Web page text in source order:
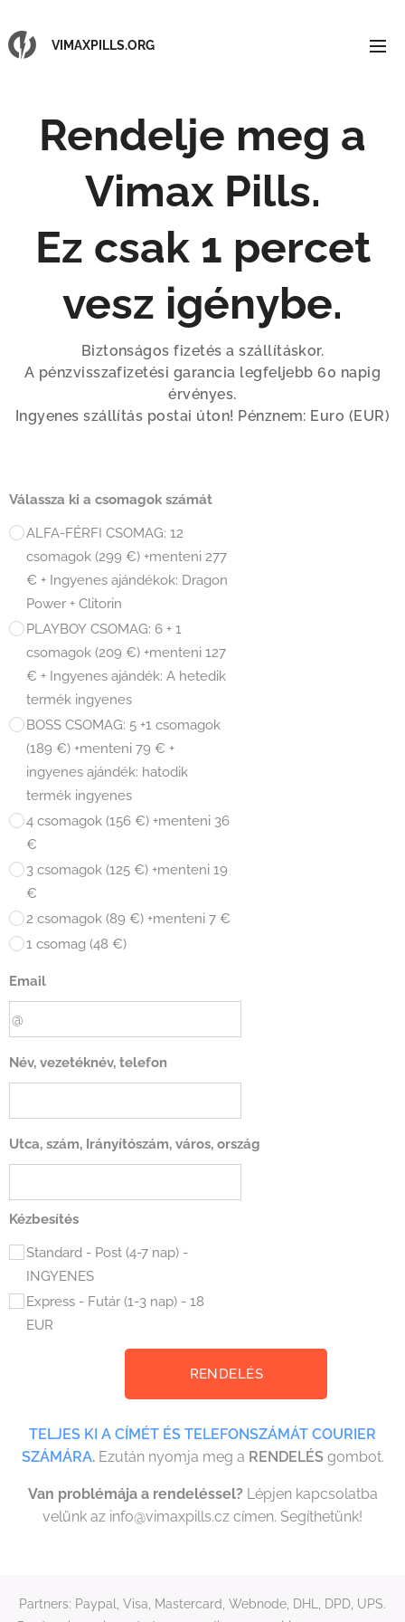
VIMAXPILLS.ORG
Rendelje meg a
Vimax Pills.
Ez csak 1 percet
vesz igénybe.
Biztonságos fizetés a szállításkor.
A pénzvisszafizetési garancia legfeljebb 60 napig
érvényes.
Ingyenes szállítás postai úton! Pénznem: Euro (EUR)
Válassza ki a csomagok számát
ALFA-FÉRFI CSOMAG: 12
csomagok (299 €) +menteni 277
€ + Ingyenes ajándékok: Dragon
Power + Clitorin
PLAYBOY CSOMAG: 6 + 1
csomagok (209 €) +menteni 127
€ + Ingyenes ajándék: A hetedik
termék ingyenes
BOSS CSOMAG: 5 +1 csomagok
(189 €) +menteni 79 € +
ingyenes ajándék: hatodik
termék ingyenes
4 csomagok (156 €) +menteni 36
€
3 csomagok (125 €) +menteni 19
€
2 csomagok (89 €) +menteni 7 €
1 csomag (48 €)
Email
Név, vezetéknév, telefon
Utca, szám, Irányítószám, város, ország
Kézbesítés
Standard - Post (4-7 nap) -
INGYENES
Express - Futár (1-3 nap) - 18
EUR
RENDELÉS
TELJES KI A CÍMÉT ÉS TELEFONSZÁMÁT COURIER
SZÁMÁRA. Ezután nyomja meg a RENDELÉSgombot.
Van problémája a rendeléssel? Lépjen kapcsolatba
velünk az info@vimaxpills.cz címen. Segíthetünk!
Partners: Paypal, Visa, Mastercard, Webnode, DHL, DPD, UPS.